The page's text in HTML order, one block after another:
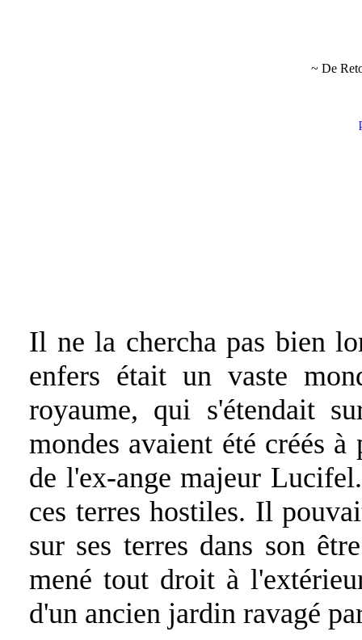
~ De
Il ne la chercha pas bien
enfers était un vaste
royaume, qui s'étendait
mondes avaient été créés
de l'ex-ange majeur
ces terres hostiles. Il
sur ses terres dans son
mené tout droit à
d'un ancien jardin ravagé